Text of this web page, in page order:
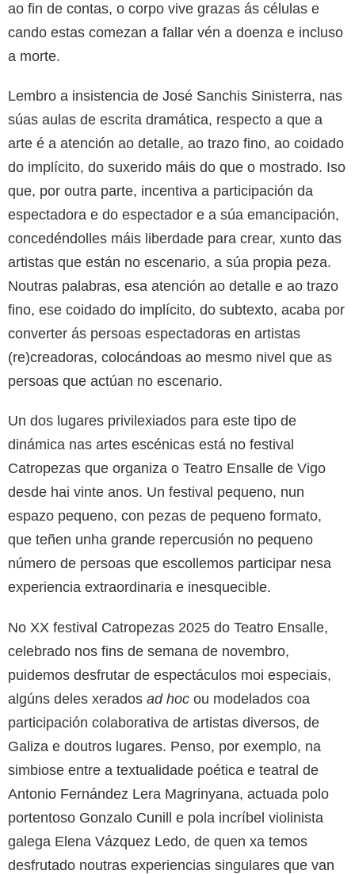
ao fin de contas, o corpo vive grazas ás células e
cando estas comezan a fallar vén a doenza e incluso
a morte.
Lembro a insistencia de José Sanchis Sinisterra, nas
súas aulas de escrita dramática, respecto a que a
arte é a atención ao detalle, ao trazo fino, ao coidado
do implícito, do suxerido máis do que o mostrado. Iso
que, por outra parte, incentiva a participación da
espectadora e do espectador e a súa emancipación,
concedéndolles máis liberdade para crear, xunto das
artistas que están no escenario, a súa propia peza.
Noutras palabras, esa atención ao detalle e ao trazo
fino, ese coidado do implícito, do subtexto, acaba por
converter ás persoas espectadoras en artistas
(re)creadoras, colocándoas ao mesmo nivel que as
persoas que actúan no escenario.
Un dos lugares privilexiados para este tipo de
dinámica nas artes escénicas está no festival
Catropezas que organiza o Teatro Ensalle de Vigo
desde hai vinte anos. Un festival pequeno, nun
espazo pequeno, con pezas de pequeno formato,
que teñen unha grande repercusión no pequeno
número de persoas que escollemos participar nesa
experiencia extraordinaria e inesquecible.
No XX festival Catropezas 2025 do Teatro Ensalle,
celebrado nos fins de semana de novembro,
puidemos desfrutar de espectáculos moi especiais,
algúns deles xerados ad hoc ou modelados coa
participación colaborativa de artistas diversos, de
Galiza e doutros lugares. Penso, por exemplo, na
simbiose entre a textualidade poética e teatral de
Antonio Fernández Lera Magrinyana, actuada polo
portentoso Gonzalo Cunill e pola incríbel violinista
galega Elena Vázquez Ledo, de quen xa temos
desfrutado noutras experiencias singulares que van